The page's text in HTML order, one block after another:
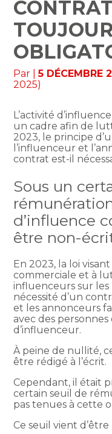
Par |5 DÉCEMBRE
2025)
L’activité
un cadre afin de
2023, le principe
l’influenceur et
contrat est-il
Sous un
d’influence
être non-
En 2023, la loi
commerciale et à
influenceurs sur les
nécessité d’un
et les annonceurs
avec des personnes
d’influenceur.
À peine de nullité,
être rédigé à l’écrit.
Cependant, il était
certain seuil de
pas tenues à cette
Ce seuil vient d’être